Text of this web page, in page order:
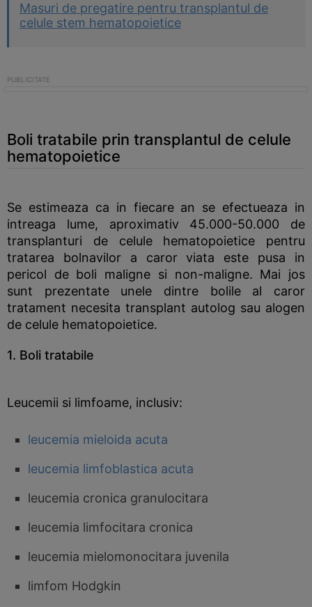
Masuri de pregatire pentru transplantul de
celule stem hematopoietice
Boli tratabile prin transplantul de celule
hematopoietice
Se estimeaza ca in fiecare an se efectueaza in
intreaga lume, aproximativ 45.000-50.000 de
transplanturi de celule hematopoietice pentru
tratarea bolnavilor a caror viata este pusa in
pericol de boli maligne si non-maligne. Mai jos
sunt prezentate unele dintre bolile al caror
tratament necesita transplant autolog sau alogen
de celule hematopoietice.
1. Boli tratabile
Leucemii si limfoame, inclusiv:
leucemia mieloida acuta
leucemia limfoblastica acuta
leucemia cronica granulocitara
leucemia limfocitara cronica
leucemia mielomonocitara juvenila
limfom Hodgkin